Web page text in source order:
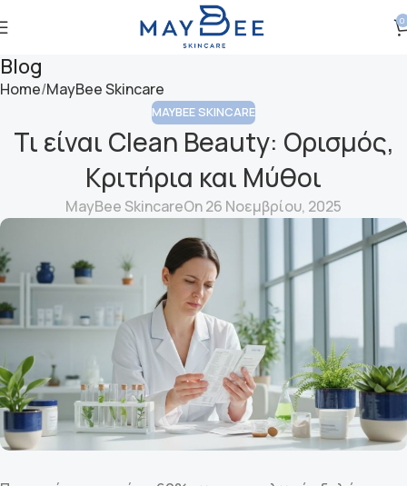
0
Blog
Home MayBee Skincare
MAYBEE SKINCARE
Τι είναι Clean Beauty: Ορισμός,
Κριτήρια και Μύθοι
MayBee SkincareOn 26 Νοεμβρίου, 2025